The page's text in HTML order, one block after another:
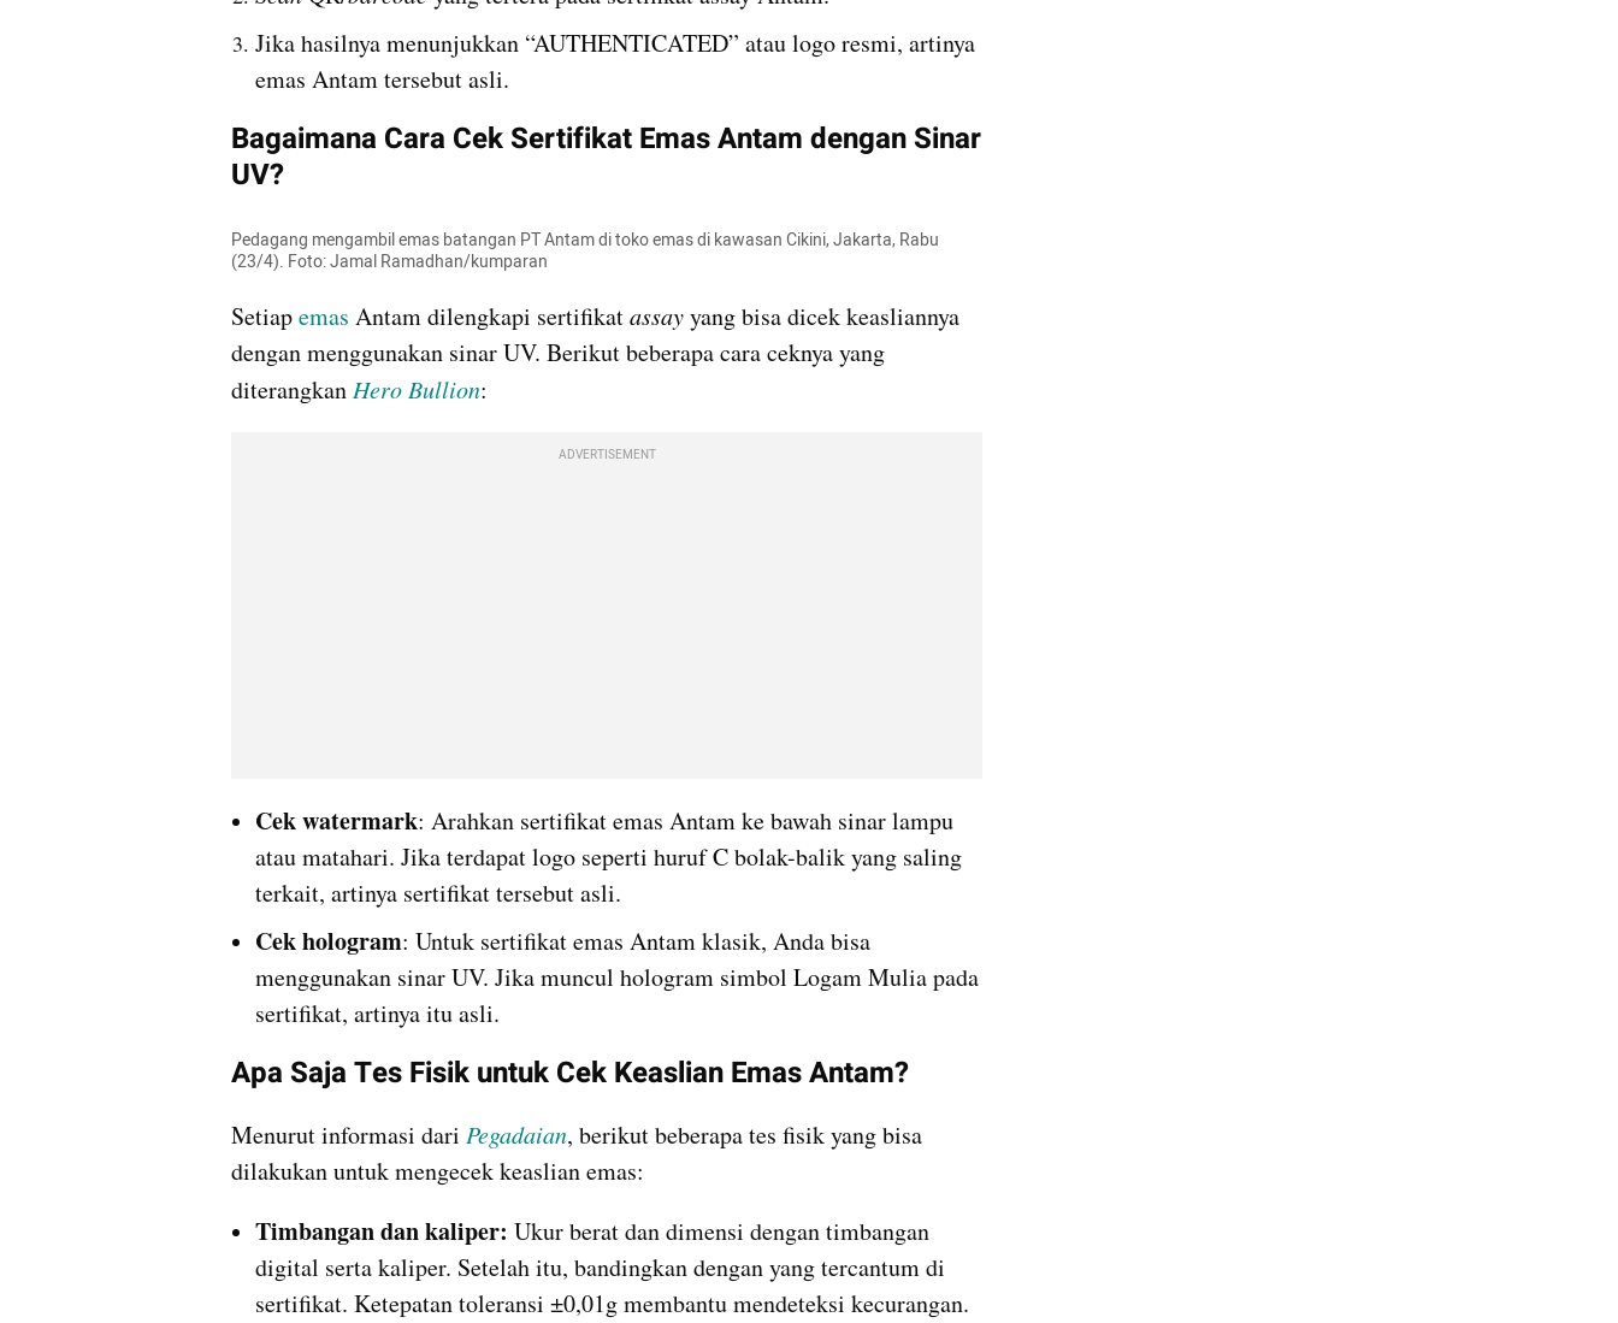
Jika hasilnya menunjukkan “AUTHENTICATED” atau logo resmi, artinya
emas Antam tersebut asli.
Bagaimana Cara Cek Sertifikat Emas Antam dengan Sinar
UV?
Pedagang mengambil emas batangan PT Antam di toko emas di kawasan Cikini, Jakarta, Rabu
(23/4). Foto: Jamal Ramadhan/kumparan
Setiap emas Antam dilengkapi sertifikat assay yang bisa dicek keasliannya
dengan menggunakan sinar UV. Berikut beberapa cara ceknya yang
diterangkan Hero Bullion:
ADVERTISEMENT
Cek watermark: Arahkan sertifikat emas Antam ke bawah sinar lampu
atau matahari. Jika terdapat logo seperti huruf C bolak-balik yang saling
terkait, artinya sertifikat tersebut asli.
Cek hologram: Untuk sertifikat emas Antam klasik, Anda bisa
menggunakan sinar UV. Jika muncul hologram simbol Logam Mulia pada
sertifikat, artinya itu asli.
Apa Saja Tes Fisik untuk Cek Keaslian Emas Antam?
Menurut informasi dari Pegadaian, berikut beberapa tes fisik yang bisa
dilakukan untuk mengecek keaslian emas:
Timbangan dan kaliper: Ukur berat dan dimensi dengan timbangan
digital serta kaliper. Setelah itu, bandingkan dengan yang tercantum di
sertifikat. Ketepatan toleransi ±0,01g membantu mendeteksi kecurangan.